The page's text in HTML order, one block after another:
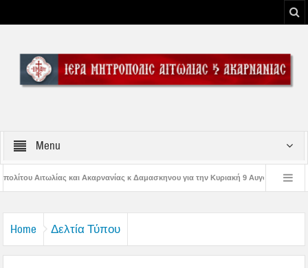
Menu
κ Δαμασκηνου για την Κυριακή 9 Αυγούστου 2026 Η εορτή της
Home Δελτία Τύπου